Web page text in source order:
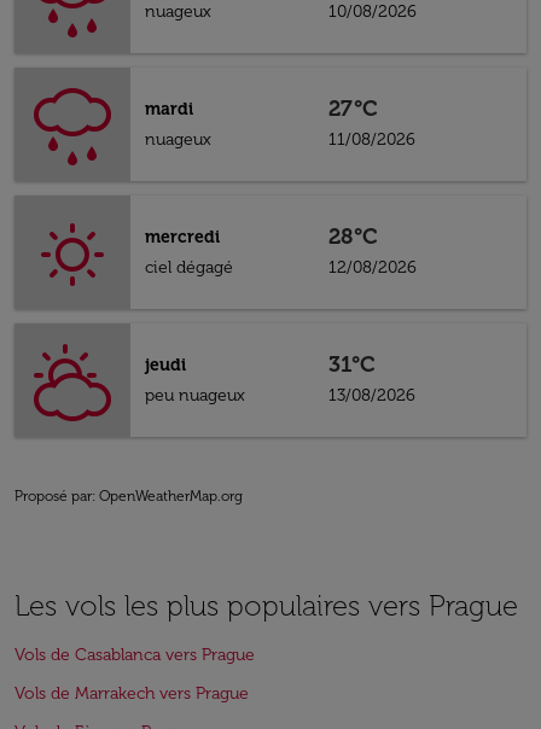
nuageux
10/08/2026
mardi
nuageux
27°C
11/08/2026
mercredi
ciel dégagé
28°C
12/08/2026
jeudi
peu nuageux
31°C
13/08/2026
Proposé par: OpenWeatherMap.org
Les vols les plus populaires vers Prague
Vols de Casablanca vers Prague
Vols de Marrakech vers Prague